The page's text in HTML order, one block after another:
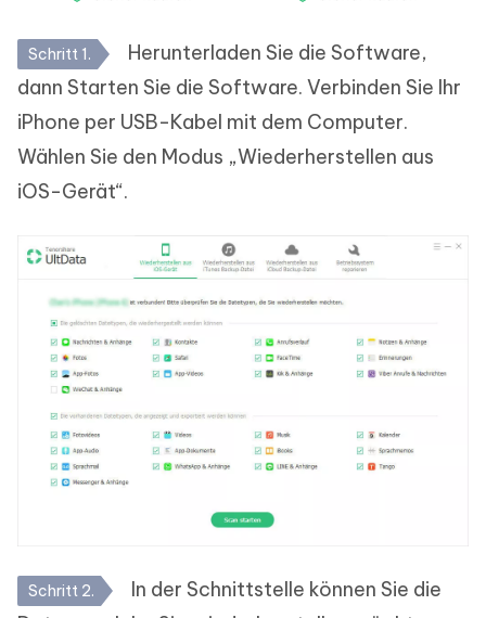
Schritt 1.
Herunterladen Sie die Software,
dann Starten Sie die Software. Verbinden Sie Ihr
iPhone per USB-Kabel mit dem Computer.
Wählen Sie den Modus „Wiederherstellen aus
iOS-Gerät“.
Schritt 2.
In der Schnittstelle können Sie die